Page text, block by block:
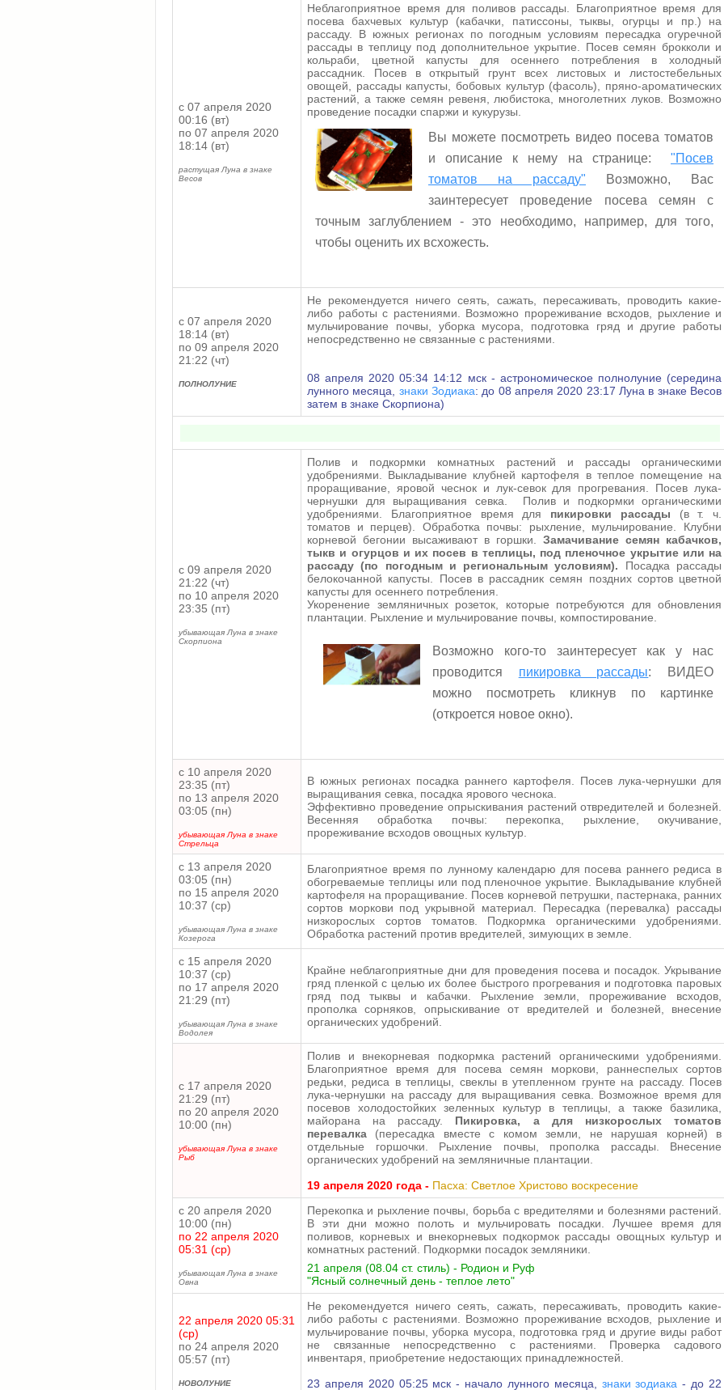
с 07 апреля 2020
00:16 (вт)
по 07 апреля 2020
18:14 (вт)
растущая Луна в знаке
Весов
Неблагоприятное время для поливов рассады. Благоприятное время для
посева бахчевых культур (кабачки, патиссоны, тыквы, огурцы и пр.) на
рассаду. В южных регионах по погодным условиям пересадка огуречной
рассады в теплицу под дополнительное укрытие. Посев семян брокколи и
кольраби, цветной капусты для осеннего потребления в холодный
рассадник. Посев в открытый грунт всех листовых и листостебельных
овощей, рассады капусты, бобовых культур (фасоль), пряно-ароматических
растений, а также семян ревеня, любистока, многолетних луков. Возможно
проведение посадки спаржи и кукурузы.
Вы можете посмотреть видео посева томатов
и описание к нему на странице: "Посев
томатов на рассаду" Возможно, Вас
заинтересует проведение посева семян с
точным заглублением - это необходимо, например, для того,
чтобы оценить их всхожесть.
с 07 апреля 2020
18:14 (вт)
по 09 апреля 2020
21:22 (чт)
ПОЛНОЛУНИЕ
Не рекомендуется ничего сеять, сажать, пересаживать, проводить какие-
либо работы с растениями. Возможно прореживание всходов, рыхление и
мульчирование почвы, уборка мусора, подготовка гряд и другие работы
непосредственно не связанные с растениями.
08 апреля 2020 05:34 14:12 мск - астрономическое полнолуние (середина
лунного месяца, знаки Зодиака: до 08 апреля 2020 23:17 Луна в знаке Весов
затем в знаке Скорпиона)
с 09 апреля 2020
21:22 (чт)
по 10 апреля 2020
23:35 (пт)
убывающая Луна в знаке
Скорпиона
Полив и подкормки комнатных растений и рассады органическими
удобрениями. Выкладывание клубней картофеля в теплое помещение на
проращивание, яровой чеснок и лук-севок для прогревания. Посев лука-
чернушки для выращивания севка. Полив и подкормки органическими
удобрениями. Благоприятное время для пикировки рассады (в т. ч.
томатов и перцев). Обработка почвы: рыхление, мульчирование. Клубни
корневой бегонии высаживают в горшки. Замачивание семян кабачков,
тыкв и огурцов и их посев в теплицы, под пленочное укрытие или на
рассаду (по погодным и региональным условиям). Посадка рассады
белокочанной капусты. Посев в рассадник семян поздних сортов цветной
капусты для осеннего потребления.
Укоренение земляничных розеток, которые потребуются для обновления
плантации. Рыхление и мульчирование почвы, компостирование.
Возможно кого-то заинтересует как у нас
проводится пикировка рассады: ВИДЕО
можно посмотреть кликнув по картинке
(откроется новое окно).
с 10 апреля 2020
23:35 (пт)
по 13 апреля 2020
03:05 (пн)
убывающая Луна в знаке
Стрельца
В южных регионах посадка раннего картофеля. Посев лука-чернушки для
выращивания севка, посадка ярового чеснока.
Эффективно проведение опрыскивания растений отвредителей и болезней.
Весенняя обработка почвы: перекопка, рыхление, окучивание,
прореживание всходов овощных культур.
с 13 апреля 2020
03:05 (пн)
по 15 апреля 2020
10:37 (ср)
убывающая Луна в знаке
Козерога
Благоприятное время по лунному календарю для посева раннего редиса в
обогреваемые теплицы или под пленочное укрытие. Выкладывание клубней
картофеля на проращивание. Посев корневой петрушки, пастернака, ранних
сортов моркови под укрывной материал. Пересадка (перевалка) рассады
низкорослых сортов томатов. Подкормка органическими удобрениями.
Обработка растений против вредителей, зимующих в земле.
с 15 апреля 2020
10:37 (ср)
по 17 апреля 2020
21:29 (пт)
убывающая Луна в знаке
Водолея
Крайне неблагоприятные дни для проведения посева и посадок. Укрывание
гряд пленкой с целью их более быстрого прогревания и подготовка паровых
гряд под тыквы и кабачки. Рыхление земли, прореживание всходов,
прополка сорняков, опрыскивание от вредителей и болезней, внесение
органических удобрений.
с 17 апреля 2020
21:29 (пт)
по 20 апреля 2020
10:00 (пн)
убывающая Луна в знаке
Рыб
Полив и внекорневая подкормка растений органическими удобрениями.
Благоприятное время для посева семян моркови, раннеспелых сортов
редьки, редиса в теплицы, свеклы в утепленном грунте на рассаду. Посев
лука-чернушки на рассаду для выращивания севка. Возможное время для
посевов холодостойких зеленных культур в теплицы, а также базилика,
майорана на рассаду. Пикировка, а для низкорослых томатов
перевалка (пересадка вместе с комом земли, не нарушая корней) в
отдельные горшочки. Рыхление почвы, прополка рассады. Внесение
органических удобрений на земляничные плантации.
19 апреля 2020 года - Пасха: Светлое Христово воскресение
с 20 апреля 2020
10:00 (пн)
по 22 апреля 2020
05:31 (ср)
убывающая Луна в знаке
Овна
Перекопка и рыхление почвы, борьба с вредителями и болезнями растений.
В эти дни можно полоть и мульчировать посадки. Лучшее время для
поливов, корневых и внекорневых подкормок рассады овощных культур и
комнатных растений. Подкормки посадок земляники.
21 апреля (08.04 ст. стиль) - Родион и Руф
"Ясный солнечный день - теплое лето"
22 апреля 2020 05:31
(ср)
по 24 апреля 2020
05:57 (пт)
НОВОЛУНИЕ
Не рекомендуется ничего сеять, сажать, пересаживать, проводить какие-
либо работы с растениями. Возможно прореживание всходов, рыхление и
мульчирование почвы, уборка мусора, подготовка гряд и другие виды работ
не связанные непосредственно с растениями. Проверка садового
инвентаря, приобретение недостающих принадлежностей.
23 апреля 2020 05:25 мск - начало лунного месяца, знаки зодиака - до 22